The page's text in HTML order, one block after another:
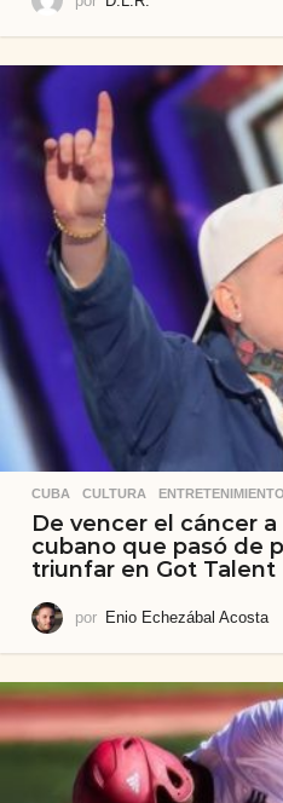
CUBA ,CULTURA ,ENTRETENIMIENTO
De vencer el cáncer a
cubano que pasó de
triunfar en Got Talent
por Enio Echezábal Acosta